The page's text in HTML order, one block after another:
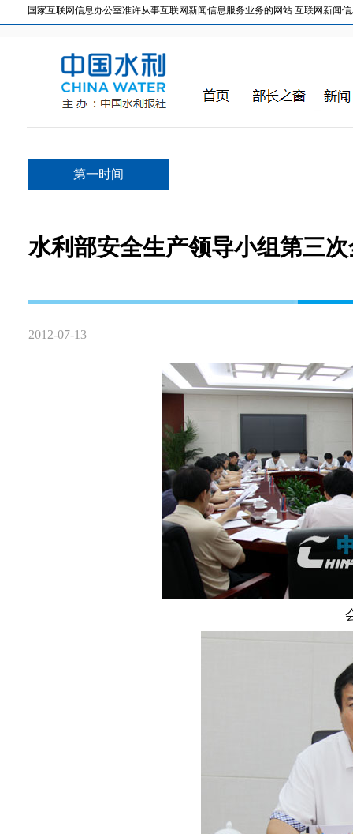
国家互联网信息办公室准许从事互联网新闻信息服务业务的网站 互联网新闻信
第一时间
水利部安全生产领导小组第三
2012-07-13